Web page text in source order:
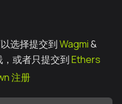
以选择提交到Wagmi&
或者只提交到Ethers
注册